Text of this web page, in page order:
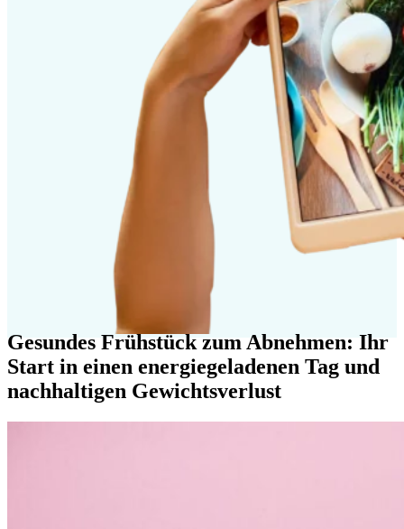
Gesundes Frühstück zum Abnehmen: Ihr
Start in einen energiegeladenen Tag und
nachhaltigen Gewichtsverlust